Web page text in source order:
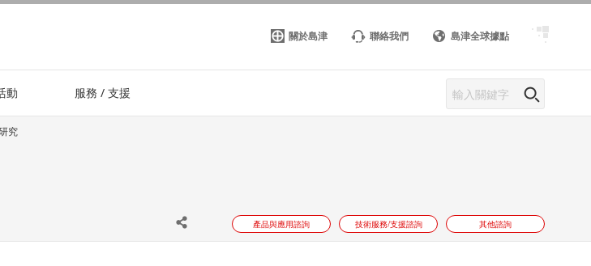
關於島津 聯絡我們 島津全球據點
動 服務 / 支援
究
產品與應用諮詢 技術服務/支援諮詢 其他諮詢